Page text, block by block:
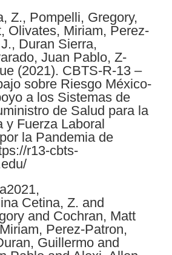
Z., Pompelli, Gregory,
Olivates, Miriam, Perez-
Duran Sierra,
Juan Pablo, Z-
(2021). CBTS-R-13 –
sobre Riesgo México-
a los Sistemas de
de Salud para la
y Fuerza Laboral
la Pandemia de
r13-cbts-
Cetina, Z. and
and Cochran, Matt
Perez-Patron,
Guillermo and